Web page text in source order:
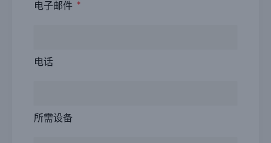
电子邮件
电话
所需设备